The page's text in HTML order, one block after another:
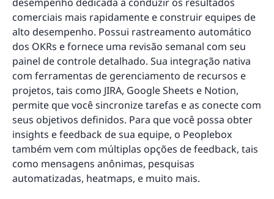
comerciais mais rapidamente e construir equipes de
alto desempenho. Possui rastreamento automático
dos OKRs e fornece uma revisão semanal com seu
painel de controle detalhado. Sua integração nativa
com ferramentas de gerenciamento de recursos e
projetos, tais como JIRA, Google Sheets e Notion,
permite que você sincronize tarefas e as conecte com
seus objetivos definidos. Para que você possa obter
insights e feedback de sua equipe, o Peoplebox
também vem com múltiplas opções de feedback, tais
como mensagens anônimas, pesquisas
automatizadas, heatmaps, e muito mais.